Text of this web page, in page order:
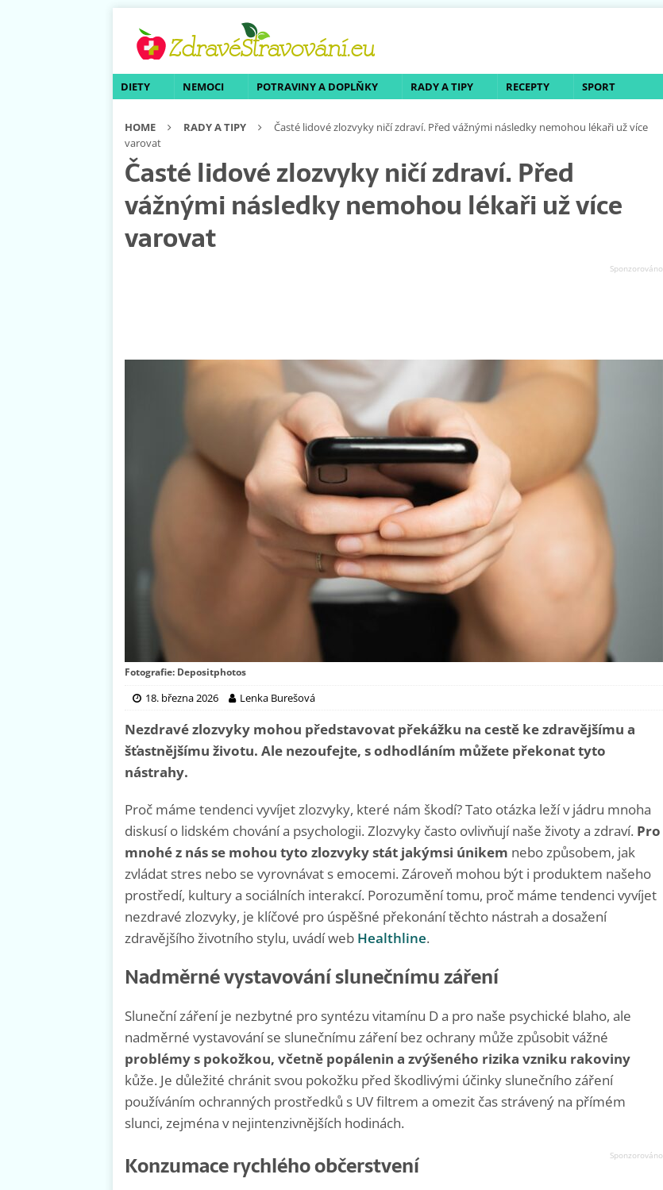
DIETY NEMOCI POTRAVINY A DOPLŇKY RADY A TIPY RECEPTY SPORT
HOME RADY A TIPY
Časté lidové zlozvyky ničí zdraví. Před vážnými následky nemohou lékaři už více
varovat
Časté lidové zlozvyky ničí zdraví. Před
vážnými následky nemohou lékaři už více
varovat
Fotografie: Depositphotos
18. března 2026 Lenka Burešová
Nezdravé zlozvyky mohou představovat překážku na cestě ke zdravějšímu a
šťastnějšímu životu. Ale nezoufejte, s odhodláním můžete překonat tyto
nástrahy.
Proč máme tendenci vyvíjet zlozvyky, které nám škodí? Tato otázka leží v jádru mnoha
diskusí o lidském chování a psychologii. Zlozvyky často ovlivňují naše životy a zdraví. Pro
mnohé z nás se mohou tyto zlozvyky stát jakýmsi únikem nebo způsobem, jak
zvládat stres nebo se vyrovnávat s emocemi. Zároveň mohou být i produktem našeho
prostředí, kultury a sociálních interakcí. Porozumění tomu, proč máme tendenci vyvíjet
nezdravé zlozvyky, je klíčové pro úspěšné překonání těchto nástrah a dosažení
zdravějšího životního stylu, uvádí web Healthline.
Nadměrné vystavování slunečnímu záření
Sluneční záření je nezbytné pro syntézu vitamínu D a pro naše psychické blaho, ale
nadměrné vystavování se slunečnímu záření bez ochrany může způsobit vážné
problémy s pokožkou, včetně popálenin a zvýšeného rizika vzniku rakoviny
kůže. Je důležité chránit svou pokožku před škodlivými účinky slunečního záření
používáním ochranných prostředků s UV filtrem a omezit čas strávený na přímém
slunci, zejména v nejintenzivnějších hodinách.
Konzumace rychlého občerstvení